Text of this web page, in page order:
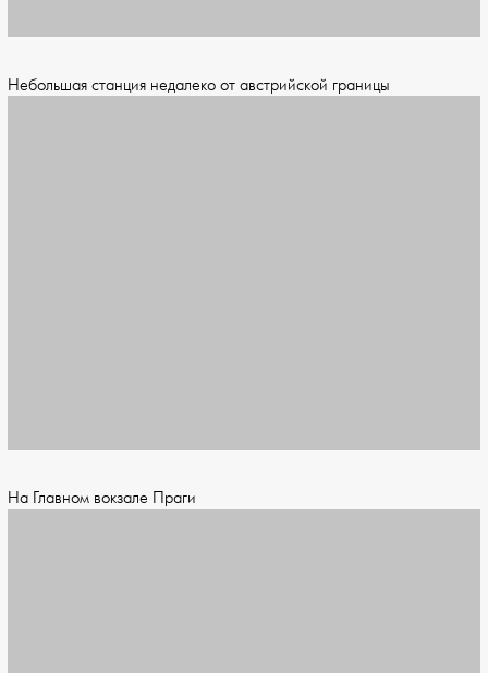
Небольшая станция недалеко от австрийской границы
На Главном вокзале Праги